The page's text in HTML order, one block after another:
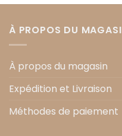
À PROPOS DU
À propos du magasin
Expédition et Livraison
Méthodes de paiement